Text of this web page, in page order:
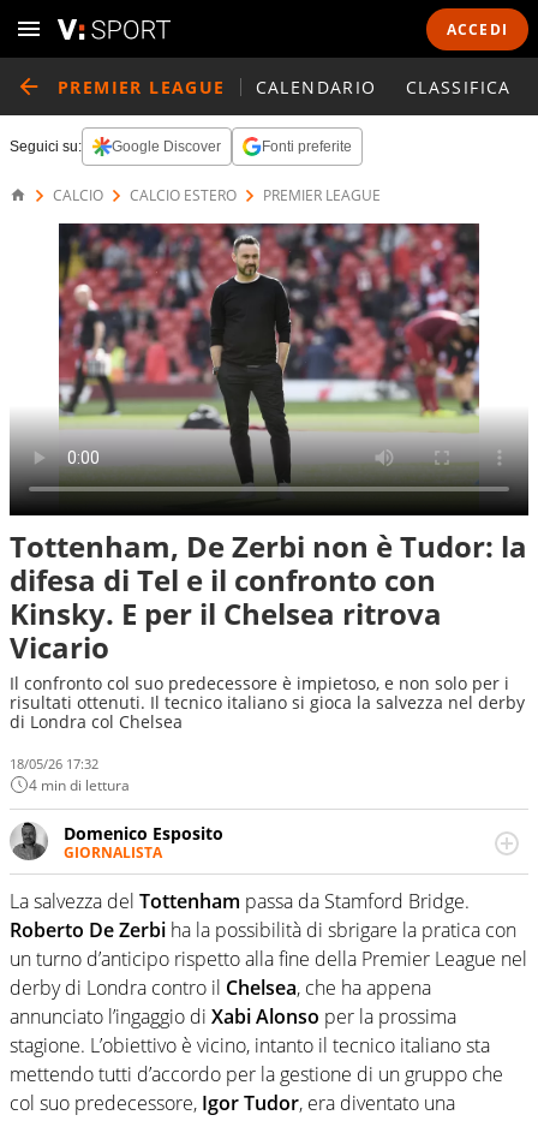
ACCEDI
PREMIER LEAGUE CALENDARIO CLASSIFICA
Seguici su: Google Discover Fonti preferite
CALCIO CALCIO ESTERO PREMIER LEAGUE
Tottenham, De Zerbi non è Tudor: la
difesa di Tel e il confronto con
Kinsky. E per il Chelsea ritrova
Vicario
Il confronto col suo predecessore è impietoso, e non solo per i
risultati ottenuti. Il tecnico italiano si gioca la salvezza nel derby
di Londra col Chelsea
18/05/26 17:32
4 min di lettura
Domenico Esposito
GIORNALISTA
Da vent’anni in campo e sul campo per vivere ogni evento
in tutte le sue sfaccettature. Passione smisurata per il
calcio e per la sfera di cuoio. Il pallone è una cosa
serissima, guai a dirgli di no
La salvezza del Tottenham passa da Stamford Bridge.
Roberto De Zerbi ha la possibilità di sbrigare la pratica con
un turno d’anticipo rispetto alla fine della Premier League nel
derby di Londra contro il Chelsea, che ha appena
annunciato l’ingaggio di Xabi Alonso per la prossima
stagione. L’obiettivo è vicino, intanto il tecnico italiano sta
mettendo tutti d’accordo per la gestione di un gruppo che
col suo predecessore, Igor Tudor, era diventato una